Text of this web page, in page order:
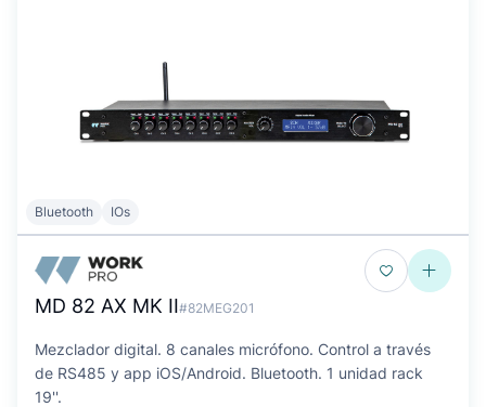
Bluetooth IOs
MD 82 AX MK II#82MEG201
Mezclador digital. 8 canales micrófono. Control a través
de RS485 y app iOS/Android. Bluetooth. 1 unidad rack
19''.